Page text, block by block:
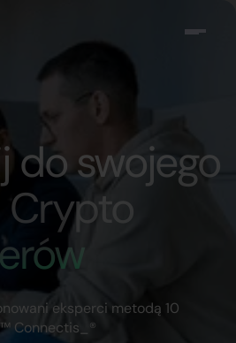
do swojego
Crypto
eksperci metodą 10
Connectis_®